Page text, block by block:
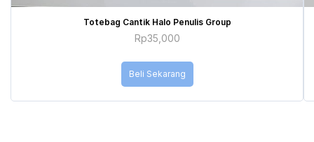
Totebag Cantik Halo Penulis Group
Rp35,000
Beli Sekarang